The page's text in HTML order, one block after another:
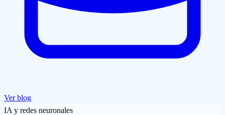
Ver blog
IA y redes neuronales